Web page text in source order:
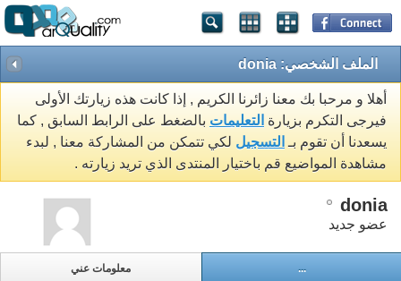
الملف الشخصي: donia
أهلا و مرحبا بك معنا زائرنا الكريم , إذا كانت هذه زيارتك الأولى
فيرجى التكرم بزيارة التعليمات بالضغط على الرابط السابق , كما
يسعدنا أن تقوم بـ التسجيل لكي تتمكن من المشاركة معنا , لبدء
مشاهدة المواضيع قم باختيار المنتدى الذي تريد زيارته .
donia
عضو جديد
معلومات عني ...